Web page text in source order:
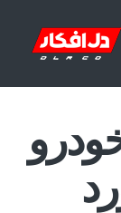
از ۲۰۲۷ خودرو